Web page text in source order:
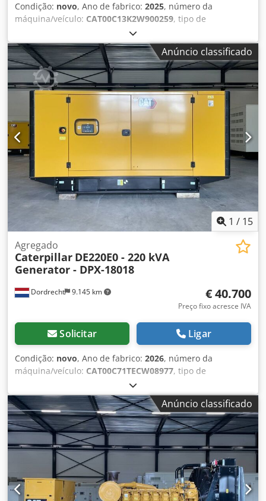
Condição: novo, Ano de fabrico: 2025, número da
máquina/veículo: CAT00C13K2W900259, tipo de
, fabricante de motores:
C13, Finalidade de uso: Construção civil Peso vazio: 4.667
kg Potência do gerador: 400 kVA Dimensões do
compartimento de carga: 493 x 162 x 222 cm Certificação
CE: sim Dcsdpfx Anoy T Uwdswek Volume do tanque de
água: 800 l País de fabricação: CN Entre em contato com a
equipe DPX para mais informações. = Outras opções e
acessórios = - Bateria - Painel de controle - Teto de aço -
Caminhão-pipa
Anúncio classificado
1 / 15
Dordrecht 9.145 km
Agregado
Caterpillar DE220E0 - 220 kVA
Generator - DPX-18018
€ 40.700
Preço fixo acresce IVA
Solicitar Ligar
Condição: novo, Ano de fabrico: 2026, número da
máquina/veículo: CAT00C71TECW08977, tipo de
, fabricante de motores:
C7.1, Finalidade: Construção Peso em vazio: 2.238 kg
Potência do gerador: 220 kVA Dimensões do
compartimento de carga: 352 x 133 x 181 cm Marcação CE:
sim Volume do tanque de água: 418 l País de produção:
Reino Unido Contacte a equipa DPX para obter mais
informações. = Outras opções e acessórios = - Bateria -
Painel de controlo Dsdpew Thn Ujfx Anweck - Teto em aço -
Camião cisterna
Anúncio classificado